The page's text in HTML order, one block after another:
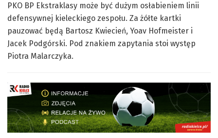
PKO BP Ekstraklasy może być dużym osłabieniem linii
defensywnej kieleckiego zespołu. Za żółte kartki
pauzować będą Bartosz Kwiecień, Yoav Hofmeister i
Jacek Podgórski. Pod znakiem zapytania stoi występ
Piotra Malarczyka.